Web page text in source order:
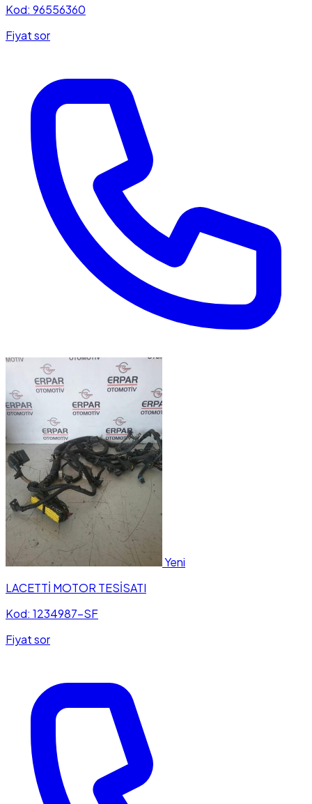
Kod: 96556360
Fiyat sor
Yeni
LACETTİ MOTOR TESİSATI
Kod: 1234987-SF
Fiyat sor